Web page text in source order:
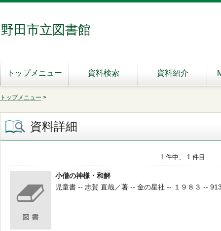
野田市立図書館
トップメニュー 資料検索 資料紹介
トップメニュー >
資料詳細
1 件中、 1 件目
小僧の神様・和解
児童書 -- 志賀 直哉／著 -- 金の星社 -- １９８３ --